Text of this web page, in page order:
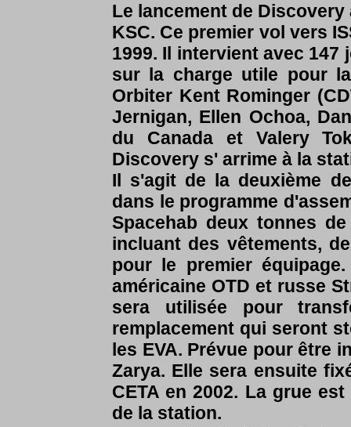
Le lancement de Discovery
KSC. Ce premier vol vers
1999. Il intervient avec
sur la charge utile pour
Orbiter Kent Rominger
Jernigan, Ellen Ochoa,
du Canada et Valery
Discovery s' arrime à la
Il s'agit de la deuxième
dans le programme
Spacehab deux tonnes
incluant des vêtements,
pour le premier
américaine OTD et russe
sera utilisée pour
remplacement qui seront
les EVA. Prévue pour être
Zarya. Elle sera ensuite
CETA en 2002. La grue
de la station.